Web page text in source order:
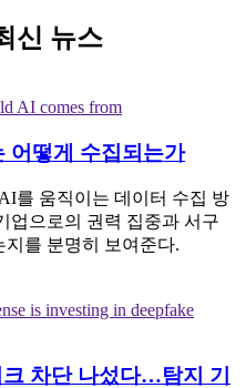
신 뉴스
AI comes from
어떻게 수집되는가
를 움직이는 데이터 수집 방
업으로의 권력 집중과 서구
를 분명히 보여준다.
is investing in deepfake
차단 나섰다…탐지 기